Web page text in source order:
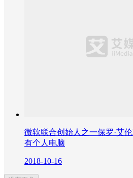
微软联合创始人之一保罗·艾
有个人电脑
2018-10-16